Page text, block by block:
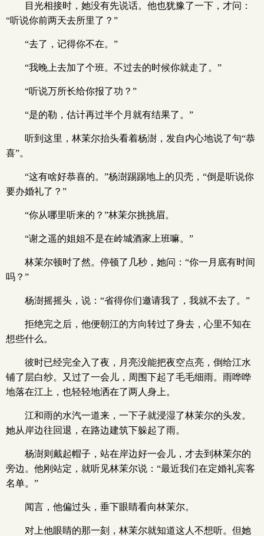
目光相接时，她没有先说话。他也犹豫了一下，才问：
“听说你前两天去所里了？”
“去了，记得你不在。”
“我晚上去加了个班。不过去的时候你就走了。”
“听说万所长给你报了功？”
“是的勒，估计再过半个月就有结果了。”
听到这里，林茉尔抬头看着杨澍，发自内心地说了句“恭
喜”。
“这有啥好恭喜的。”杨澍踢踢地上的贝壳，“倒是听说你
要办婚礼了？”
“你从哪里听来的？”林茉尔挑挑眉。
“谢之遥的姐姐不是在岭城酒家上班嘛。”
林茉尔顿时了然。停顿了几秒，她问：“你一月底有时间
吗？”
杨澍摇摇头，说：“省得你们邀请我了，我就不去了。”
拒绝完之后，他便朝江的方向转过了身去，心里不知在
想些什么。
彼时已经完全入了夜，月亮没能把夜空点亮，倒给江水
铺了层白纱。又过了一会儿，周围下起了毛毛细雨。雨哗哗
地落在江上，也轻轻地洒在了两人身上。
江和雨的水汽一道来，一下子就浸湿了林茉尔的头发。
她从岸边往回退，在路边建筑下躲起了雨。
杨澍则戴起帽子，站在岸边好一会儿，才去到林茉尔的
旁边。他刚站定，就听见林茉尔说：“最近我们在定婚礼宾客
名单。”
闻言，他偏过头，垂下眼睛看向林茉尔。
对上他眼睛的那一刻，林茉尔就知道这人不想听。但她